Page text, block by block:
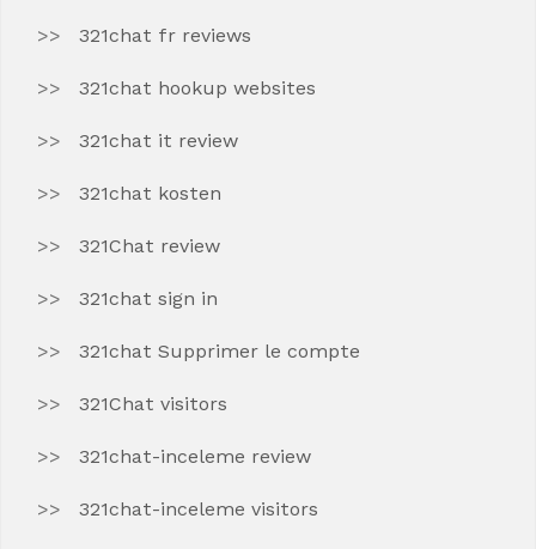
321chat fr reviews
321chat hookup websites
321chat it review
321chat kosten
321Chat review
321chat sign in
321chat Supprimer le compte
321Chat visitors
321chat-inceleme review
321chat-inceleme visitors